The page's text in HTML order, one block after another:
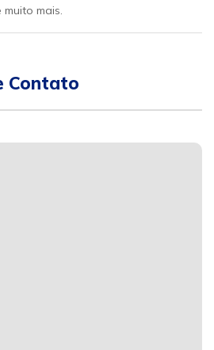
muito mais.
Contato